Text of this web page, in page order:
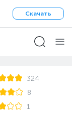
Скачать
324
8
1